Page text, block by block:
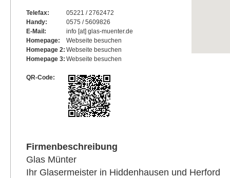
Telefax:
05221 / 2762472
Handy:
0575 / 5609826
E-Mail:
info [at] glas-muenter.de
Homepage:
Webseite besuchen
Homepage 2: Webseite besuchen
Homepage 3: Webseite besuchen
QR-Code:
Firmenbeschreibung
Glas Münter
Ihr Glasermeister in Hiddenhausen und Herford